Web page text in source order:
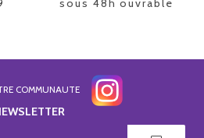
sous 48h ouvrable
COMMUNAUTE